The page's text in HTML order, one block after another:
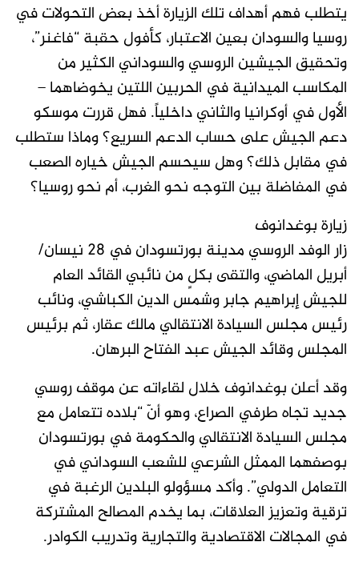
يتطلب فهم أهداف تلك الزيارة أخذ بعض التحولات في
روسيا والسودان بعين الاعتبار، كأفول حقبة “فاغنر”،
وتحقيق الجيشين الروسي والسوداني الكثير من
المكاسب الميدانية في الحربين اللتين يخوضاهما –
الأول في أوكرانيا والثاني داخلياً. فهل قررت موسكو
دعم الجيش على حساب الدعم السريع؟ وماذا ستطلب
في مقابل ذلك؟ وهل سيحسم الجيش خياره الصعب
في المفاضلة بين التوجه نحو الغرب، أم نحو روسيا؟
زيارة بوغدانوف
زار الوفد الروسي مدينة بورتسودان في 28 نيسان/
أبريل الماضي، والتقى بكلٍ من نائبي القائد العام
للجيش إبراهيم جابر وشمس الدين الكباشي، ونائب
رئيس مجلس السيادة الانتقالي مالك عقار، ثم برئيس
المجلس وقائد الجيش عبد الفتاح البرهان.
وقد أعلن بوغدانوف خلال لقاءاته عن موقف روسي
جديد تجاه طرفي الصراع، وهو أنّ “بلاده تتعامل مع
مجلس السيادة الانتقالي والحكومة في بورتسودان
بوصفهما الممثل الشرعي للشعب السوداني في
التعامل الدولي”. وأكد مسؤولو البلدين الرغبة في
ترقية وتعزيز العلاقات، بما يخدم المصالح المشتركة
في المجالات الاقتصادية والتجارية وتدريب الكوادر.